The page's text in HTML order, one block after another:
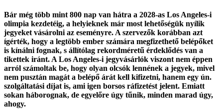
Bár még több mint 800 nap van hátra a 2028-as Los Angeles-i
olimpia kezdetéig, a helyieknek már most lehetőségük nyílik
jegyeket vásárolni az eseményre. A szervezők korábban azt
ígérték, hogy a legtöbb ember számára megfizethető belépőket
is kínálni fognak, s állítólag rekordméretű érdeklődés van a
tikettek iránt. A Los Angeles-i jegyvásárlók viszont nem éppen
arról számoltak be, hogy olyan olcsók lennének a jegyek, mivel
nem pusztán magát a belépő árát kell kifizetni, hanem egy ún.
szolgáltatási díjat is, ami igen borsos ráfizetést jelent. Emiatt
sokan háborognak, de egyelőre úgy tűnik, minden marad úgy,
ahogy.